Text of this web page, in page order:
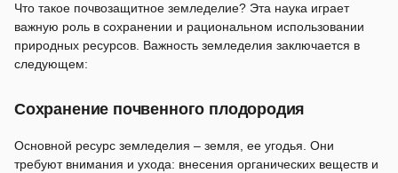
Что такое почвозащитное земледелие? Эта наука играет
важную роль в сохранении и рациональном использовании
природных ресурсов. Важность земледелия заключается в
следующем:
Сохранение почвенного плодородия
Основной ресурс земледелия – земля, ее угодья. Они
требуют внимания и ухода: внесения органических веществ и